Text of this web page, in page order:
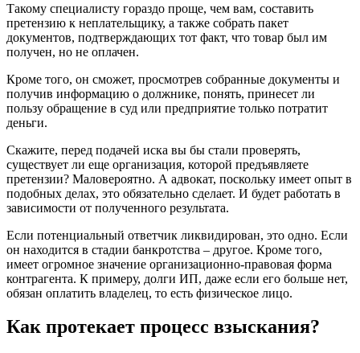
Такому специалисту гораздо проще, чем вам, составить
претензию к неплательщику, а также собрать пакет
документов, подтверждающих тот факт, что товар был им
получен, но не оплачен.
Кроме того, он сможет, просмотрев собранные документы и
получив информацию о должнике, понять, принесет ли
пользу обращение в суд или предприятие только потратит
деньги.
Скажите, перед подачей иска вы бы стали проверять,
существует ли еще организация, которой предъявляете
претензии? Маловероятно. А адвокат, поскольку имеет опыт в
подобных делах, это обязательно сделает. И будет работать в
зависимости от полученного результата.
Если потенциальный ответчик ликвидирован, это одно. Если
он находится в стадии банкротства – другое. Кроме того,
имеет огромное значение организационно-правовая форма
контрагента. К примеру, долги ИП, даже если его больше нет,
обязан оплатить владелец, то есть физическое лицо.
Как протекает процесс взыскания?